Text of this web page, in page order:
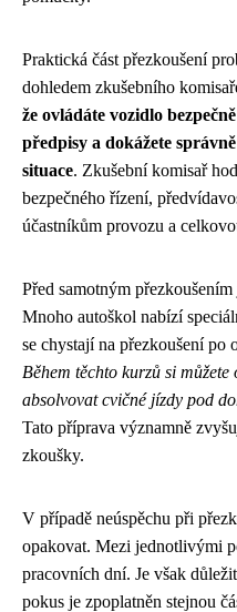
Praktická část přezkoušení
dohledem zkušebního
že ovládáte vozidlo
předpisy a dokážete
situace. Zkušební komisař
bezpečného řízení,
účastníkům provozu a
Před samotným
Mnoho autoškol nabízí
se chystají na přezkoušení po
Během těchto kurzů si
absolvovat cvičné jízdy pod
Tato příprava významně
zkoušky.
V případě neúspěchu při
opakovat. Mezi jednotlivými
pracovních dní. Je však
pokus je zpoplatněn stejnou